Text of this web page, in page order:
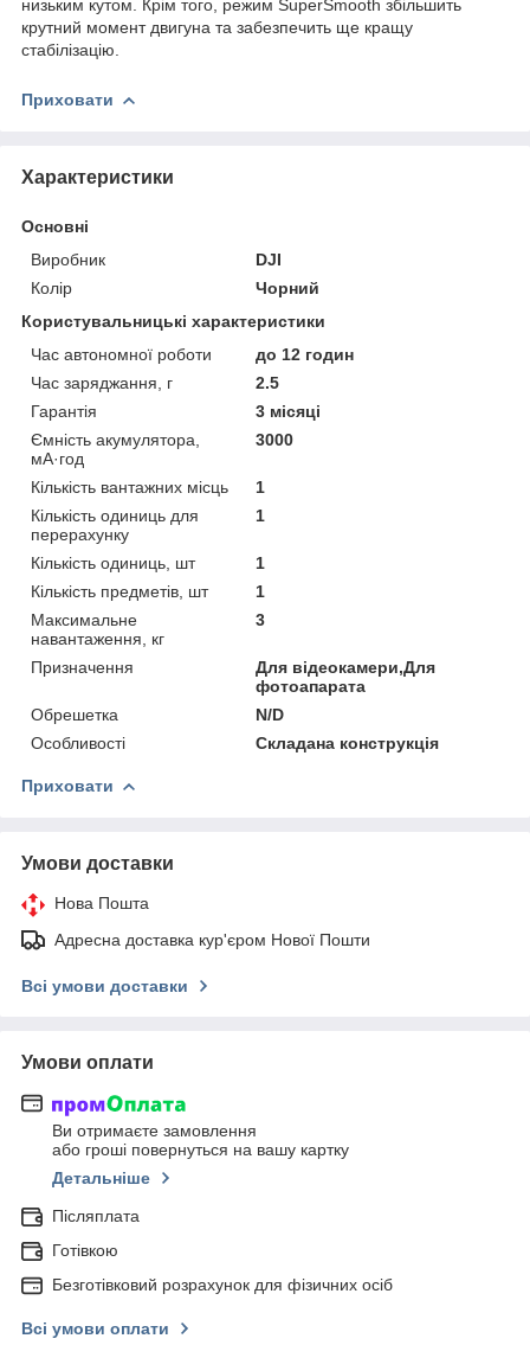
низьким кутом. Крім того, режим SuperSmooth збільшить
крутний момент двигуна та забезпечить ще кращу
стабілізацію.
Приховати
Характеристики
Основні
Виробник
DJI
Колір
Чорний
Користувальницькі характеристики
Час автономної роботи
до 12 годин
Час заряджання, г
2.5
Гарантія
3 місяці
Ємність акумулятора,
мА·год
3000
Кількість вантажних місць
1
Кількість одиниць для
перерахунку
1
Кількість одиниць, шт
1
Кількість предметів, шт
1
Максимальне
навантаження, кг
3
Призначення
Для відеокамери,Для
фотоапарата
Обрешетка
N/D
Особливості
Складана конструкція
Приховати
Умови доставки
Нова Пошта
Адресна доставка кур'єром Нової Пошти
Всі умови доставки
Умови оплати
Ви отримаєте замовлення
або гроші повернуться на вашу картку
Детальніше
Післяплата
Готівкою
Безготівковий розрахунок для фізичних осіб
Всі умови оплати